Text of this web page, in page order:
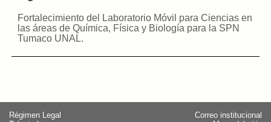
Fortalecimiento del Laboratorio Móvil para Ciencias en
las áreas de Química, Física y Biología para la SPN
Tumaco UNAL.
Régimen Legal
Correo institucional